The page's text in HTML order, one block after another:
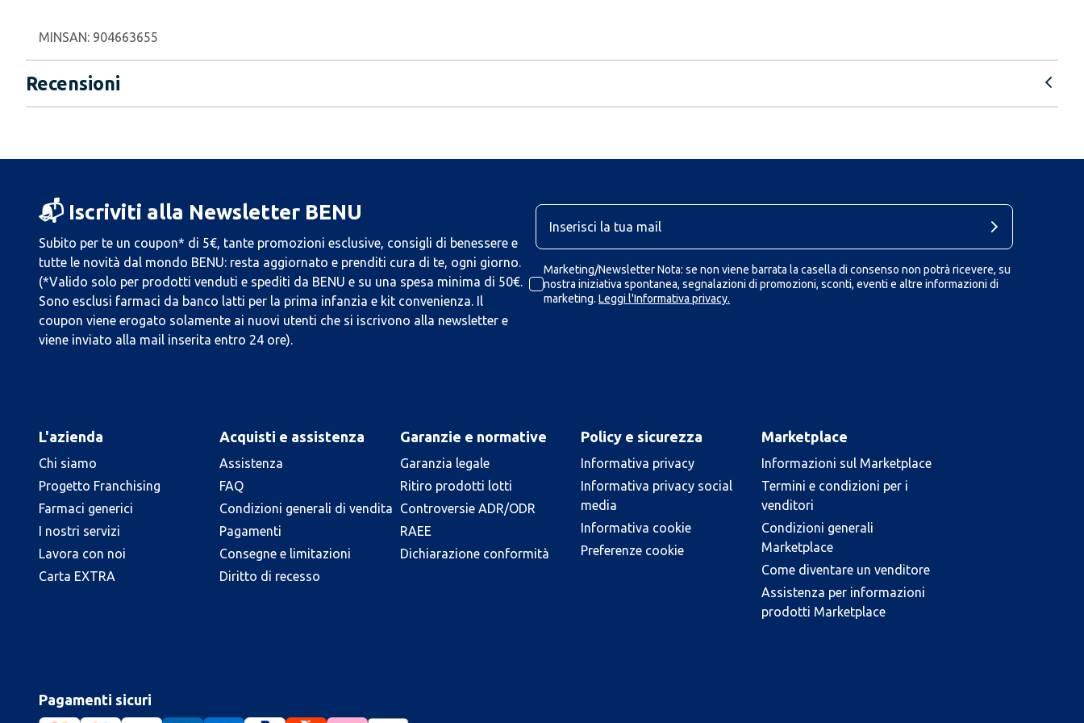
MINSAN: 904663655
Recensioni
📬 Iscriviti alla Newsletter BENU
Subito per te un coupon* di 5€, tante promozioni esclusive, consigli di benessere e
tutte le novità dal mondo BENU: resta aggiornato e prenditi cura di te, ogni giorno.
(*Valido solo per prodotti venduti e spediti da BENU e su una spesa minima di 50€.
Sono esclusi farmaci da banco latti per la prima infanzia e kit convenienza. Il
coupon viene erogato solamente ai nuovi utenti che si iscrivono alla newsletter e
viene inviato alla mail inserita entro 24 ore).
Marketing/Newsletter Nota: se non viene barrata la casella di consenso non potrà ricevere, su
nostra iniziativa spontanea, segnalazioni di promozioni, sconti, eventi e altre informazioni di
marketing. Leggi l'Informativa privacy.
L'azienda
Chi siamo
Progetto Franchising
Farmaci generici
I nostri servizi
Lavora con noi
Carta EXTRA
Acquisti e assistenza
Assistenza
FAQ
Condizioni generali di vendita
Pagamenti
Consegne e limitazioni
Diritto di recesso
Garanzie e normative
Garanzia legale
Ritiro prodotti lotti
Controversie ADR/ODR
RAEE
Dichiarazione conformità
Policy e sicurezza
Informativa privacy
Informativa privacy social
media
Informativa cookie
Preferenze cookie
Marketplace
Informazioni sul Marketplace
Termini e condizioni per i
venditori
Condizioni generali
Marketplace
Come diventare un venditore
Assistenza per informazioni
prodotti Marketplace
Pagamenti sicuri